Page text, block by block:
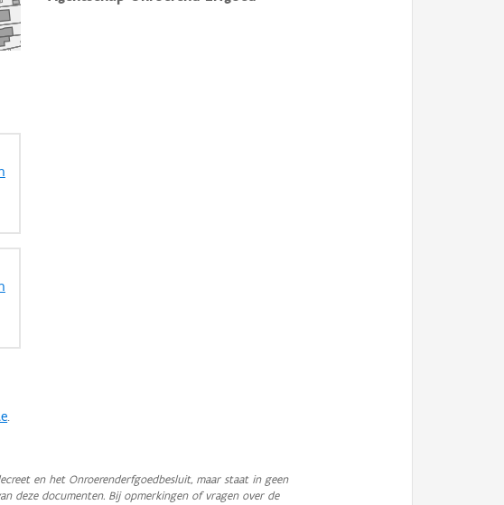
.
en het Onroerenderfgoedbesluit, maar staat in geen
deze documenten. Bij opmerkingen of vragen over de